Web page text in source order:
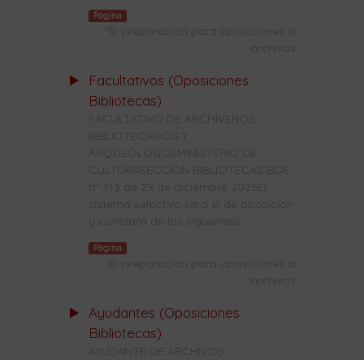
Página
preparacion para oposiciones a
archivos
Facultativos (Oposiciones
Bibliotecas)
FACULTATIVO DE ARCHIVEROS,
BIBLIOTECARIOS Y
ARQUEÓLOGOSMINISTERIO DE
CULTURASECCIÓN BIBLIOTECAS BOE
nº 313 de 29 de diciembre 2025El
sistema selectivo será el de oposición
y constará de los siguientes...
Página
preparacion para oposiciones a
archivos
Ayudantes (Oposiciones
Bibliotecas)
AYUDANTE DE ARCHIVOS,